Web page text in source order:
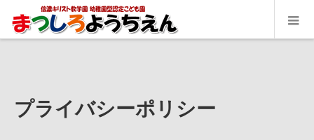
プライバシーポリシー